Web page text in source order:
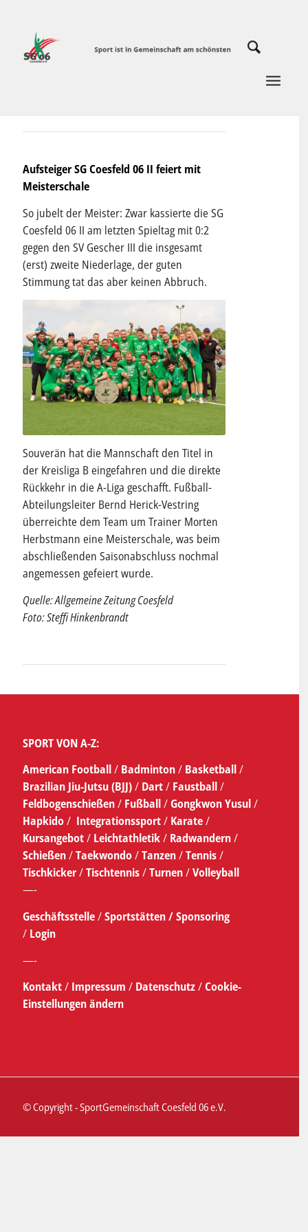
Aufsteiger SG Coesfeld 06 II feiert mit
Meisterschale
So jubelt der Meister: Zwar kassierte die SG
Coesfeld 06 II am letzten Spieltag mit 0:2
gegen den SV Gescher III die insgesamt
(erst) zweite Niederlage, der guten
Stimmung tat das aber keinen Abbruch.
Souverän hat die Mannschaft den Titel in
der Kreisliga B eingefahren und die direkte
Rückkehr in die A-Liga geschafft. Fußball-
Abteilungsleiter Bernd Herick-Vestring
überreichte dem Team um Trainer Morten
Herbstmann eine Meisterschale, was beim
abschließenden Saisonabschluss nochmal
angemessen gefeiert wurde.
Quelle: Allgemeine Zeitung Coesfeld
Foto: Steffi Hinkenbrandt
SPORT VON A-Z:
American Football/ Badminton/ Basketball/
Brazilian Jiu-Jutsu (BJJ)/ Dart/ Faustball/
Feldbogenschießen/ Fußball/Gongkwon Yusul/
Hapkido/ Integrationssport/ Karate/
Kursangebot/Leichtathletik/ Radwandern/
Schießen/Taekwondo/Tanzen/Tennis/
Tischkicker/Tischtennis/Turnen/Volleyball
—-
Geschäftsstelle/Sportstätten /Sponsoring
/ Login
—-
Kontakt/ Impressum / Datenschutz/Cookie-
Einstellungen ändern
© Copyright - SportGemeinschaft Coesfeld 06 e.V.